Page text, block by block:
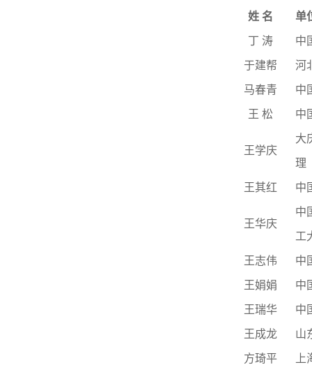
姓 名 单
丁 涛 中
于建帮 河
马春青 中
王 松 中
王学庆
大
理
王其红 中
王华庆
中
工
王志伟 中
王娟娟 中
王瑞华 中
王成龙 山
方琦平